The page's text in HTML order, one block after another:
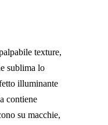
texture,
sublima lo
illuminante
contiene
su macchie,